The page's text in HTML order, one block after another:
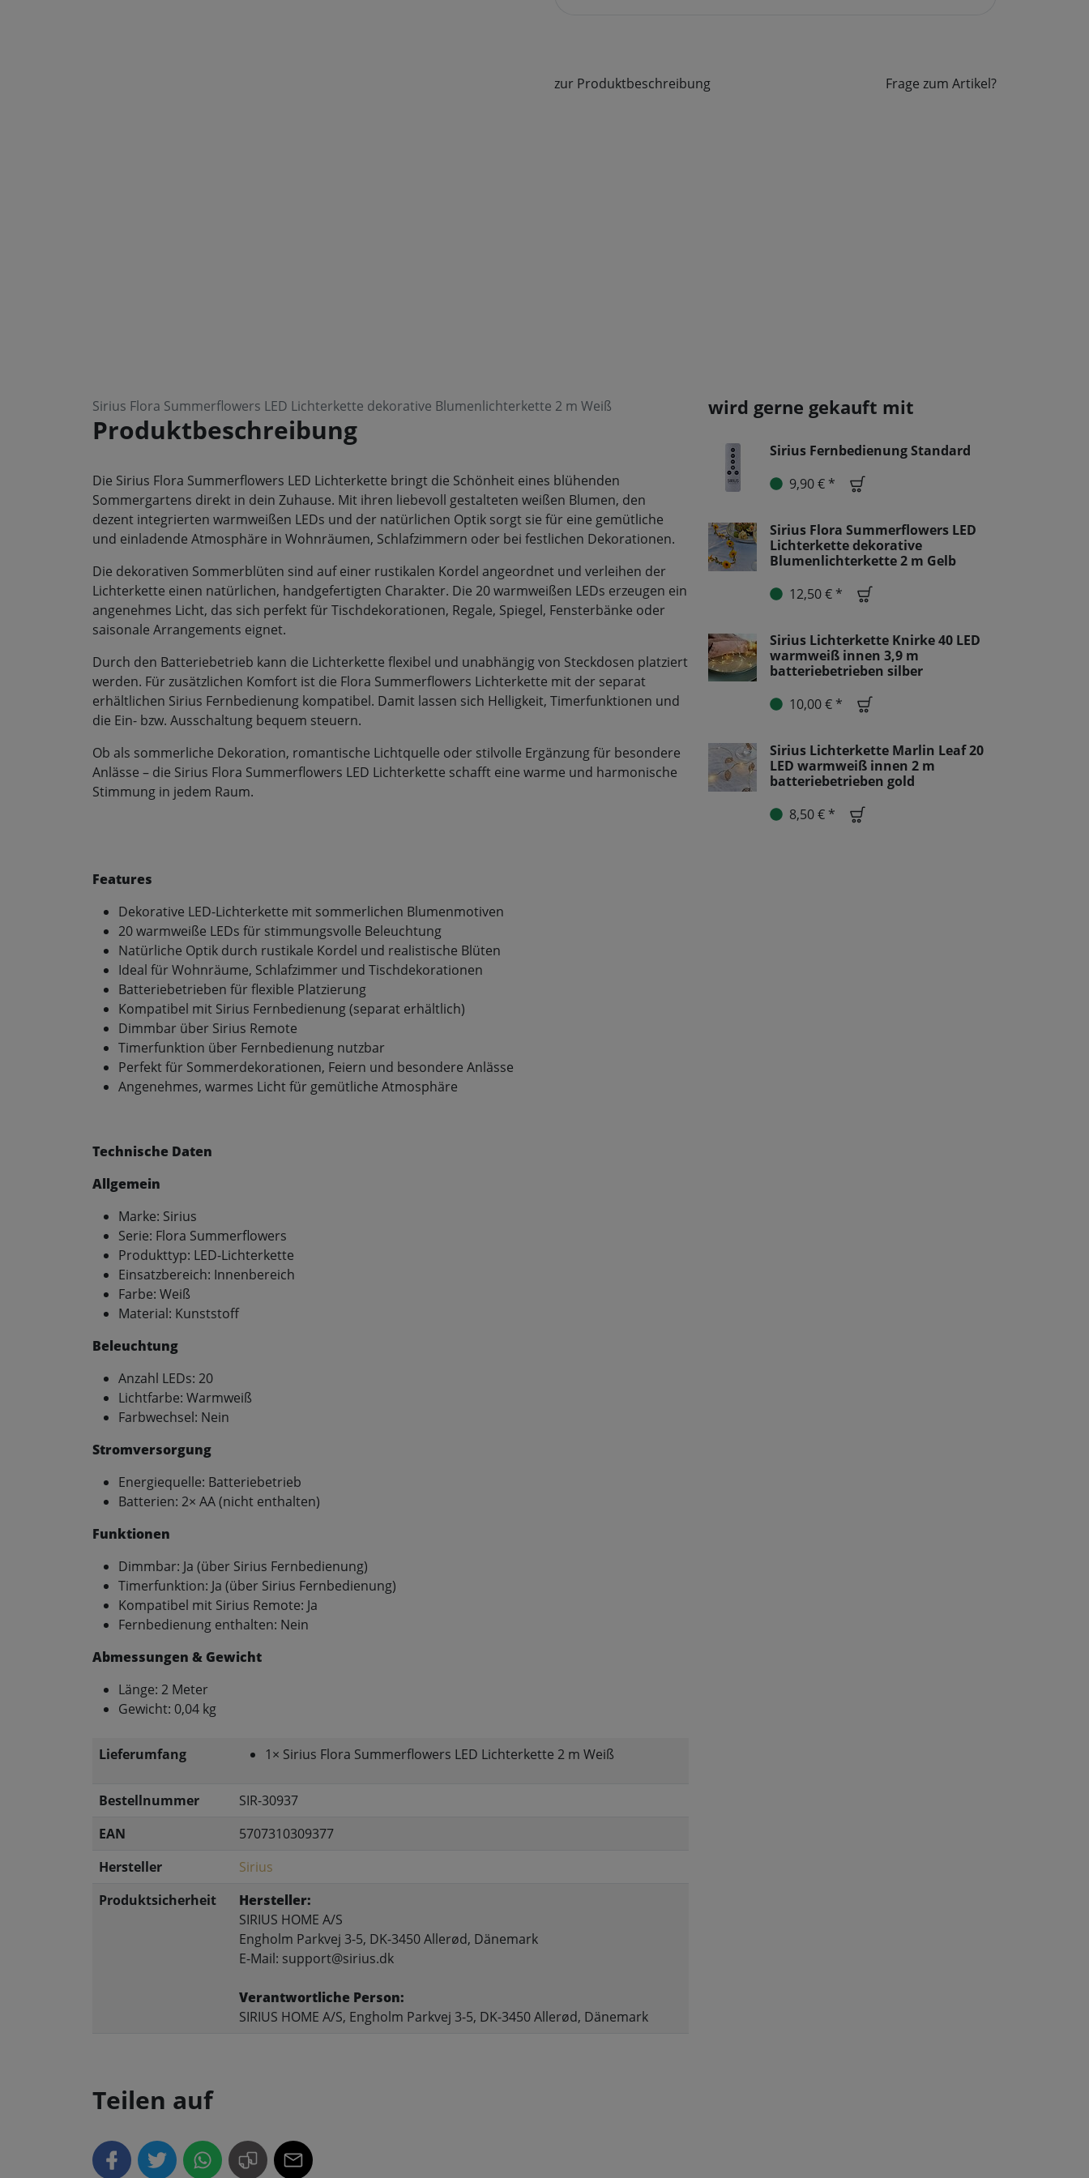
zur Produktbeschreibung Frage zum Artikel?
Sirius Flora Summerflowers LED Lichterkette dekorative Blumenlichterkette 2 m Weiß
Produktbeschreibung
Die Sirius Flora Summerflowers LED Lichterkette bringt die Schönheit eines blühenden
Sommergartens direkt in dein Zuhause. Mit ihren liebevoll gestalteten weißen Blumen, den
dezent integrierten warmweißen LEDs und der natürlichen Optik sorgt sie für eine gemütliche
und einladende Atmosphäre in Wohnräumen, Schlafzimmern oder bei festlichen Dekorationen.
Die dekorativen Sommerblüten sind auf einer rustikalen Kordel angeordnet und verleihen der
Lichterkette einen natürlichen, handgefertigten Charakter. Die 20 warmweißen LEDs erzeugen ein
angenehmes Licht, das sich perfekt für Tischdekorationen, Regale, Spiegel, Fensterbänke oder
saisonale Arrangements eignet.
Durch den Batteriebetrieb kann die Lichterkette flexibel und unabhängig von Steckdosen platziert
werden. Für zusätzlichen Komfort ist die Flora Summerflowers Lichterkette mit der separat
erhältlichen Sirius Fernbedienung kompatibel. Damit lassen sich Helligkeit, Timerfunktionen und
die Ein- bzw. Ausschaltung bequem steuern.
Ob als sommerliche Dekoration, romantische Lichtquelle oder stilvolle Ergänzung für besondere
Anlässe – die Sirius Flora Summerflowers LED Lichterkette schafft eine warme und harmonische
Stimmung in jedem Raum.
Features
Dekorative LED-Lichterkette mit sommerlichen Blumenmotiven
20 warmweiße LEDs für stimmungsvolle Beleuchtung
Natürliche Optik durch rustikale Kordel und realistische Blüten
Ideal für Wohnräume, Schlafzimmer und Tischdekorationen
Batteriebetrieben für flexible Platzierung
Kompatibel mit Sirius Fernbedienung (separat erhältlich)
Dimmbar über Sirius Remote
Timerfunktion über Fernbedienung nutzbar
Perfekt für Sommerdekorationen, Feiern und besondere Anlässe
Angenehmes, warmes Licht für gemütliche Atmosphäre
Technische Daten
Allgemein
Marke: Sirius
Serie: Flora Summerflowers
Produkttyp: LED-Lichterkette
Einsatzbereich: Innenbereich
Farbe: Weiß
Material: Kunststoff
Beleuchtung
Anzahl LEDs: 20
Lichtfarbe: Warmweiß
Farbwechsel: Nein
Stromversorgung
Energiequelle: Batteriebetrieb
Batterien: 2× AA (nicht enthalten)
Funktionen
Dimmbar: Ja (über Sirius Fernbedienung)
Timerfunktion: Ja (über Sirius Fernbedienung)
Kompatibel mit Sirius Remote: Ja
Fernbedienung enthalten: Nein
Abmessungen & Gewicht
Länge: 2 Meter
Gewicht: 0,04 kg
Lieferumfang 1× Sirius Flora Summerflowers LED Lichterkette 2 m Weiß
Bestellnummer
SIR-30937
EAN
5707310309377
Hersteller
Sirius
Produktsicherheit
Hersteller:
SIRIUS HOME A/S
Engholm Parkvej 3-5, DK-3450 Allerød, Dänemark
E-Mail: support@sirius.dk
Verantwortliche Person:
SIRIUS HOME A/S, Engholm Parkvej 3-5, DK-3450 Allerød, Dänemark
Teilen auf
wird gerne gekauft mit
Sirius Fernbedienung Standard
9,90 € *
Sirius Flora Summerflowers LED
Lichterkette dekorative
Blumenlichterkette 2 m Gelb
12,50 € *
Sirius Lichterkette Knirke 40 LED
warmweiß innen 3,9 m
batteriebetrieben silber
10,00 € *
Sirius Lichterkette Marlin Leaf 20
LED warmweiß innen 2 m
batteriebetrieben gold
8,50 € *